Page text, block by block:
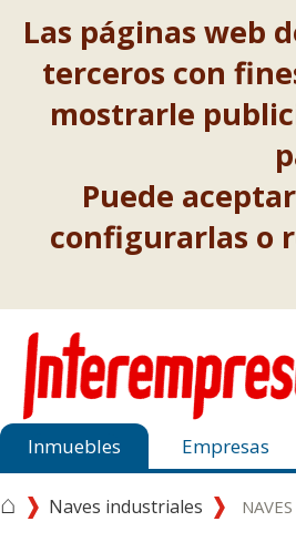
Las páginas web
terceros con
mostrarle
Puede
configurarlas o
Inmuebles Empresas
⌂ Naves industriales